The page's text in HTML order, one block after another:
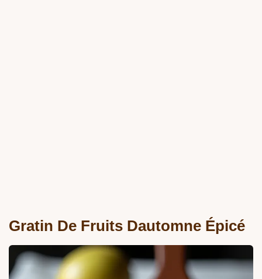
Gratin De Fruits Dautomne Épicé